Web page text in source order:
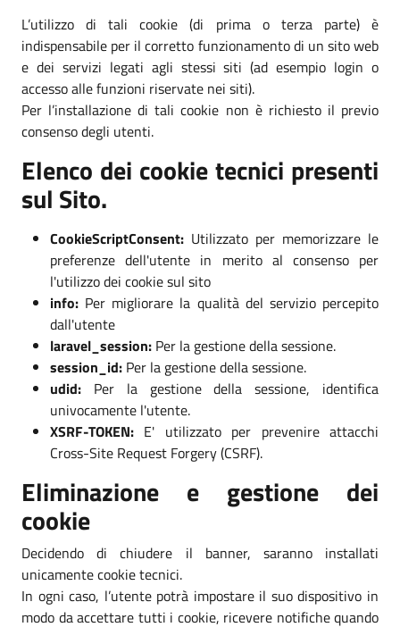
L’utilizzo di tali cookie (di prima o terza parte) è
indispensabile per il corretto funzionamento di un sito web
e dei servizi legati agli stessi siti (ad esempio login o
accesso alle funzioni riservate nei siti).
Per l’installazione di tali cookie non è richiesto il previo
consenso degli utenti.
Elenco dei cookie tecnici presenti
sul Sito.
CookieScriptConsent: Utilizzato per memorizzare le
preferenze dell'utente in merito al consenso per
l'utilizzo dei cookie sul sito
info: Per migliorare la qualità del servizio percepito
dall'utente
laravel_session: Per la gestione della sessione.
session_id: Per la gestione della sessione.
udid: Per la gestione della sessione, identifica
univocamente l'utente.
XSRF-TOKEN: E' utilizzato per prevenire attacchi
Cross-Site Request Forgery (CSRF).
Eliminazione e gestione dei
cookie
Decidendo di chiudere il banner, saranno installati
unicamente cookie tecnici.
In ogni caso, l’utente potrà impostare il suo dispositivo in
modo da accettare tutti i cookie, ricevere notifiche quando